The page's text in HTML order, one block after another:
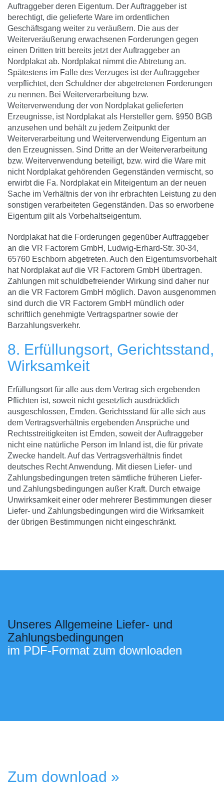
Auftraggeber deren Eigentum. Der Auftraggeber ist
berechtigt, die gelieferte Ware im ordentlichen
Geschäftsgang weiter zu veräußern. Die aus der
Weiterveräußerung erwachsenen Forderungen gegen
einen Dritten tritt bereits jetzt der Auftraggeber an
Nordplakat ab. Nordplakat nimmt die Abtretung an.
Spätestens im Falle des Verzuges ist der Auftraggeber
verpflichtet, den Schuldner der abgetretenen Forderungen
zu nennen. Bei Weiterverarbeitung bzw.
Weiterverwendung der von Nordplakat gelieferten
Erzeugnisse, ist Nordplakat als Hersteller gem. §950 BGB
anzusehen und behält zu jedem Zeitpunkt der
Weiterverarbeitung und Weiterverwendung Eigentum an
den Erzeugnissen. Sind Dritte an der Weiterverarbeitung
bzw. Weiterverwendung beteiligt, bzw. wird die Ware mit
nicht Nordplakat gehörenden Gegenständen vermischt, so
erwirbt die Fa. Nordplakat ein Miteigentum an der neuen
Sache im Verhältnis der von ihr erbrachten Leistung zu den
sonstigen verarbeiteten Gegenständen. Das so erworbene
Eigentum gilt als Vorbehaltseigentum.
Nordplakat hat die Forderungen gegenüber Auftraggeber
an die VR Factorem GmbH, Ludwig-Erhard-Str. 30-34,
65760 Eschborn abgetreten. Auch den Eigentumsvorbehalt
hat Nordplakat auf die VR Factorem GmbH übertragen.
Zahlungen mit schuldbefreiender Wirkung sind daher nur
an die VR Factorem GmbH möglich. Davon ausgenommen
sind durch die VR Factorem GmbH mündlich oder
schriftlich genehmigte Vertragspartner sowie der
Barzahlungsverkehr.
8. Erfüllungsort, Gerichtsstand,
Wirksamkeit
Erfüllungsort für alle aus dem Vertrag sich ergebenden
Pflichten ist, soweit nicht gesetzlich ausdrücklich
ausgeschlossen, Emden. Gerichtsstand für alle sich aus
dem Vertragsverhältnis ergebenden Ansprüche und
Rechtsstreitigkeiten ist Emden, soweit der Auftraggeber
nicht eine natürliche Person im Inland ist, die für private
Zwecke handelt. Auf das Vertragsverhältnis findet
deutsches Recht Anwendung. Mit diesen Liefer- und
Zahlungsbedingungen treten sämtliche früheren Liefer-
und Zahlungsbedingungen außer Kraft. Durch etwaige
Unwirksamkeit einer oder mehrerer Bestimmungen dieser
Liefer- und Zahlungsbedingungen wird die Wirksamkeit
der übrigen Bestimmungen nicht eingeschränkt.
Unseres Allgemeine Liefer- und
Zahlungsbedingungen
im PDF-Format zum downloaden
Zum download »